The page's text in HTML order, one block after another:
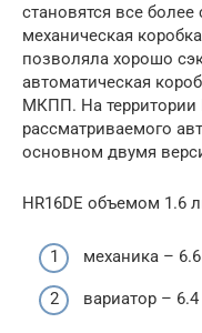
становятся все
механическая
позволяла хорошо
автоматическая
МКПП. На территории
рассматриваемого
основном двумя
HR16DE объемом 1.6
механика –
вариатор – 6.4